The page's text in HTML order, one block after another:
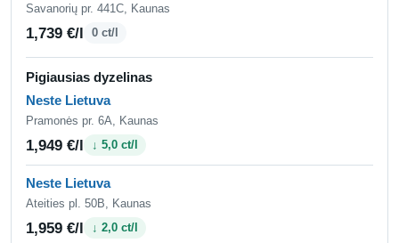
Savanorių pr. 441C, Kaunas
1,739 €/l 0 ct/l
Pigiausias dyzelinas
Neste Lietuva
Pramonės pr. 6A, Kaunas
1,949 €/l ↓ 5,0 ct/l
Neste Lietuva
Ateities pl. 50B, Kaunas
1,959 €/l ↓ 2,0 ct/l